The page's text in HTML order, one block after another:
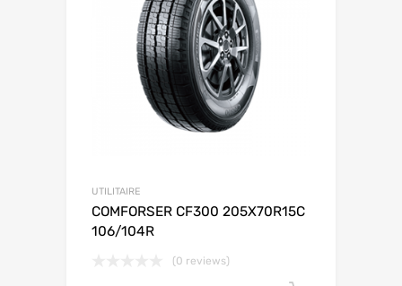
UTILITAIRE
COMFORSER CF300 205X70R15C
106/104R
(0 reviews)